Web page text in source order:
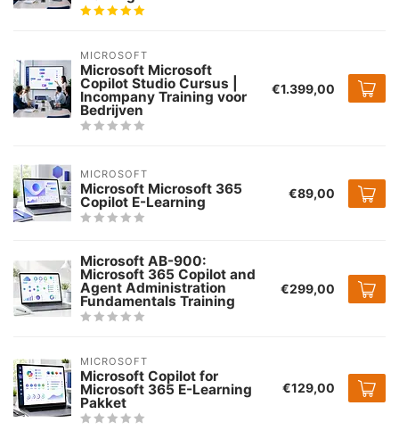
MICROSOFT
Microsoft Microsoft
Copilot Studio Cursus |
Incompany Training voor
Bedrijven
€1.399,00
MICROSOFT
Microsoft Microsoft 365
Copilot E-Learning €89,00
Microsoft AB-900:
Microsoft 365 Copilot and
Agent Administration
Fundamentals Training
€299,00
MICROSOFT
Microsoft Copilot for
Microsoft 365 E-Learning
Pakket
€129,00